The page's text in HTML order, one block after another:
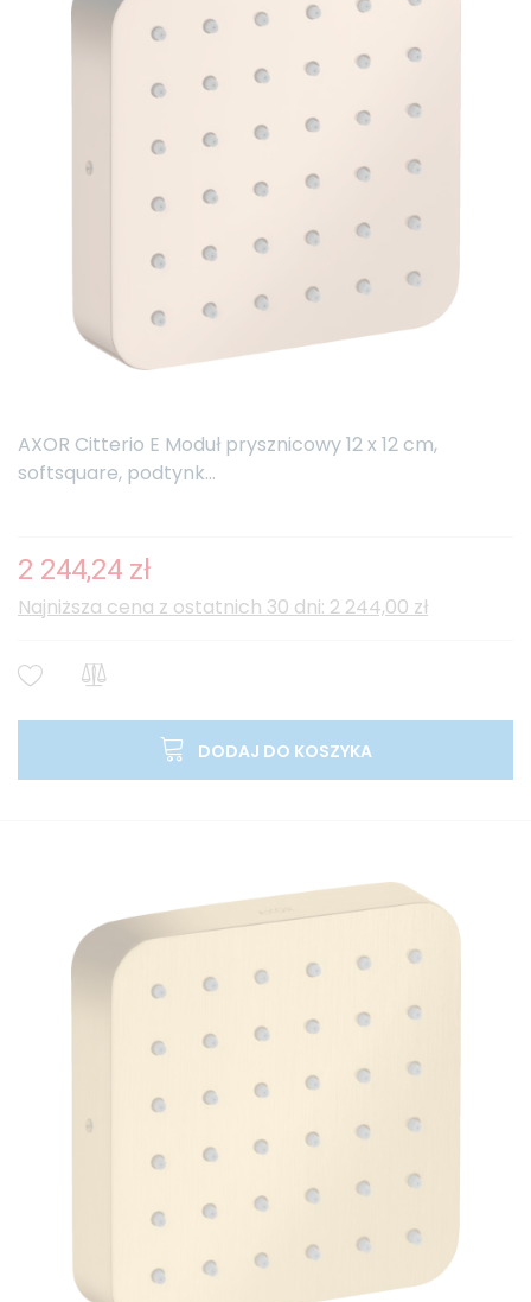
AXOR Citterio E Moduł prysznicowy 12 x 12 cm,
softsquare, podtynk...
2 244,24 zł
Najniższa cena z ostatnich 30 dni: 2 244,00 zł
DODAJ DO KOSZYKA